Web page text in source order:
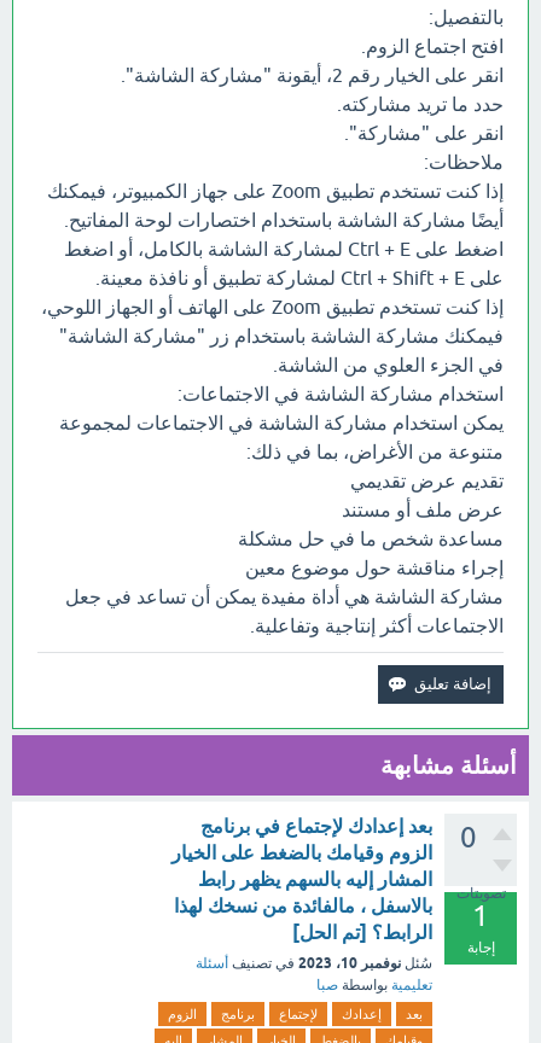
بالتفصيل:
افتح اجتماع الزوم.
انقر على الخيار رقم 2، أيقونة "مشاركة الشاشة".
حدد ما تريد مشاركته.
انقر على "مشاركة".
ملاحظات:
إذا كنت تستخدم تطبيق Zoom على جهاز الكمبيوتر، فيمكنك
أيضًا مشاركة الشاشة باستخدام اختصارات لوحة المفاتيح.
اضغط على Ctrl + E لمشاركة الشاشة بالكامل، أو اضغط
على Ctrl + Shift + E لمشاركة تطبيق أو نافذة معينة.
إذا كنت تستخدم تطبيق Zoom على الهاتف أو الجهاز اللوحي،
فيمكنك مشاركة الشاشة باستخدام زر "مشاركة الشاشة"
في الجزء العلوي من الشاشة.
استخدام مشاركة الشاشة في الاجتماعات:
يمكن استخدام مشاركة الشاشة في الاجتماعات لمجموعة
متنوعة من الأغراض، بما في ذلك:
تقديم عرض تقديمي
عرض ملف أو مستند
مساعدة شخص ما في حل مشكلة
إجراء مناقشة حول موضوع معين
مشاركة الشاشة هي أداة مفيدة يمكن أن تساعد في جعل
الاجتماعات أكثر إنتاجية وتفاعلية.
أسئلة مشابهة
0
تصويتات
1
إجابة
بعد إعدادك لإجتماع في برنامج
الزوم وقيامك بالضغط على الخيار
المشار إليه بالسهم يظهر رابط
بالاسفل ، مالفائدة من نسخك لهذا
الرابط؟ [تم الحل]
سُئل نوفمبر 10، 2023 في تصنيف أسئلة
تعليمية بواسطة صبا
بعد إعدادك لإجتماع برنامج
الزوم